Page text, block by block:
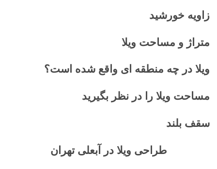
زاویه خورشید
متراژ و مساحت ویلا
ویلا در چه منطقه ای واقع شده است؟
مساحت ویلا را در نظر بگیرید
سقف بلند
طراحی ویلا در آبعلی تهران